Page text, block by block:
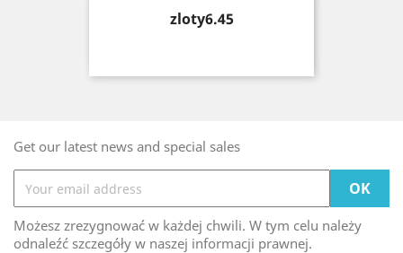
Price
zloty6.45
Get our latest news and special sales
Możesz zrezygnować w każdej chwili. W tym celu należy
odnaleźć szczegóły w naszej informacji prawnej.